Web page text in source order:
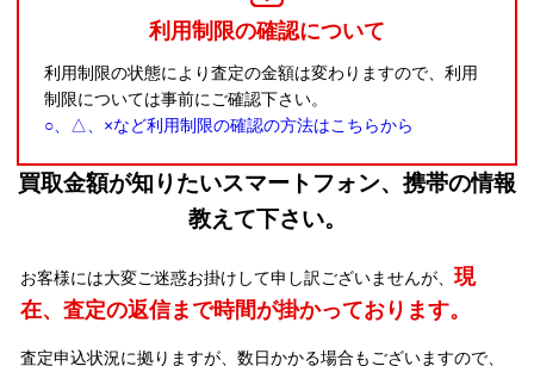
利用制限の確認について
利用制限の状態により査定の金額は変わりますので、利用
制限については事前にご確認下さい。
○、△、×など利用制限の確認の方法はこちらから
買取金額が知りたいスマートフォン、携帯の情報
教えて下さい。
お客様には大変ご迷惑お掛けして申し訳ございませんが、 現
在、査定の返信まで時間が掛かっております。
査定申込状況に拠りますが、数日かかる場合もございますので、